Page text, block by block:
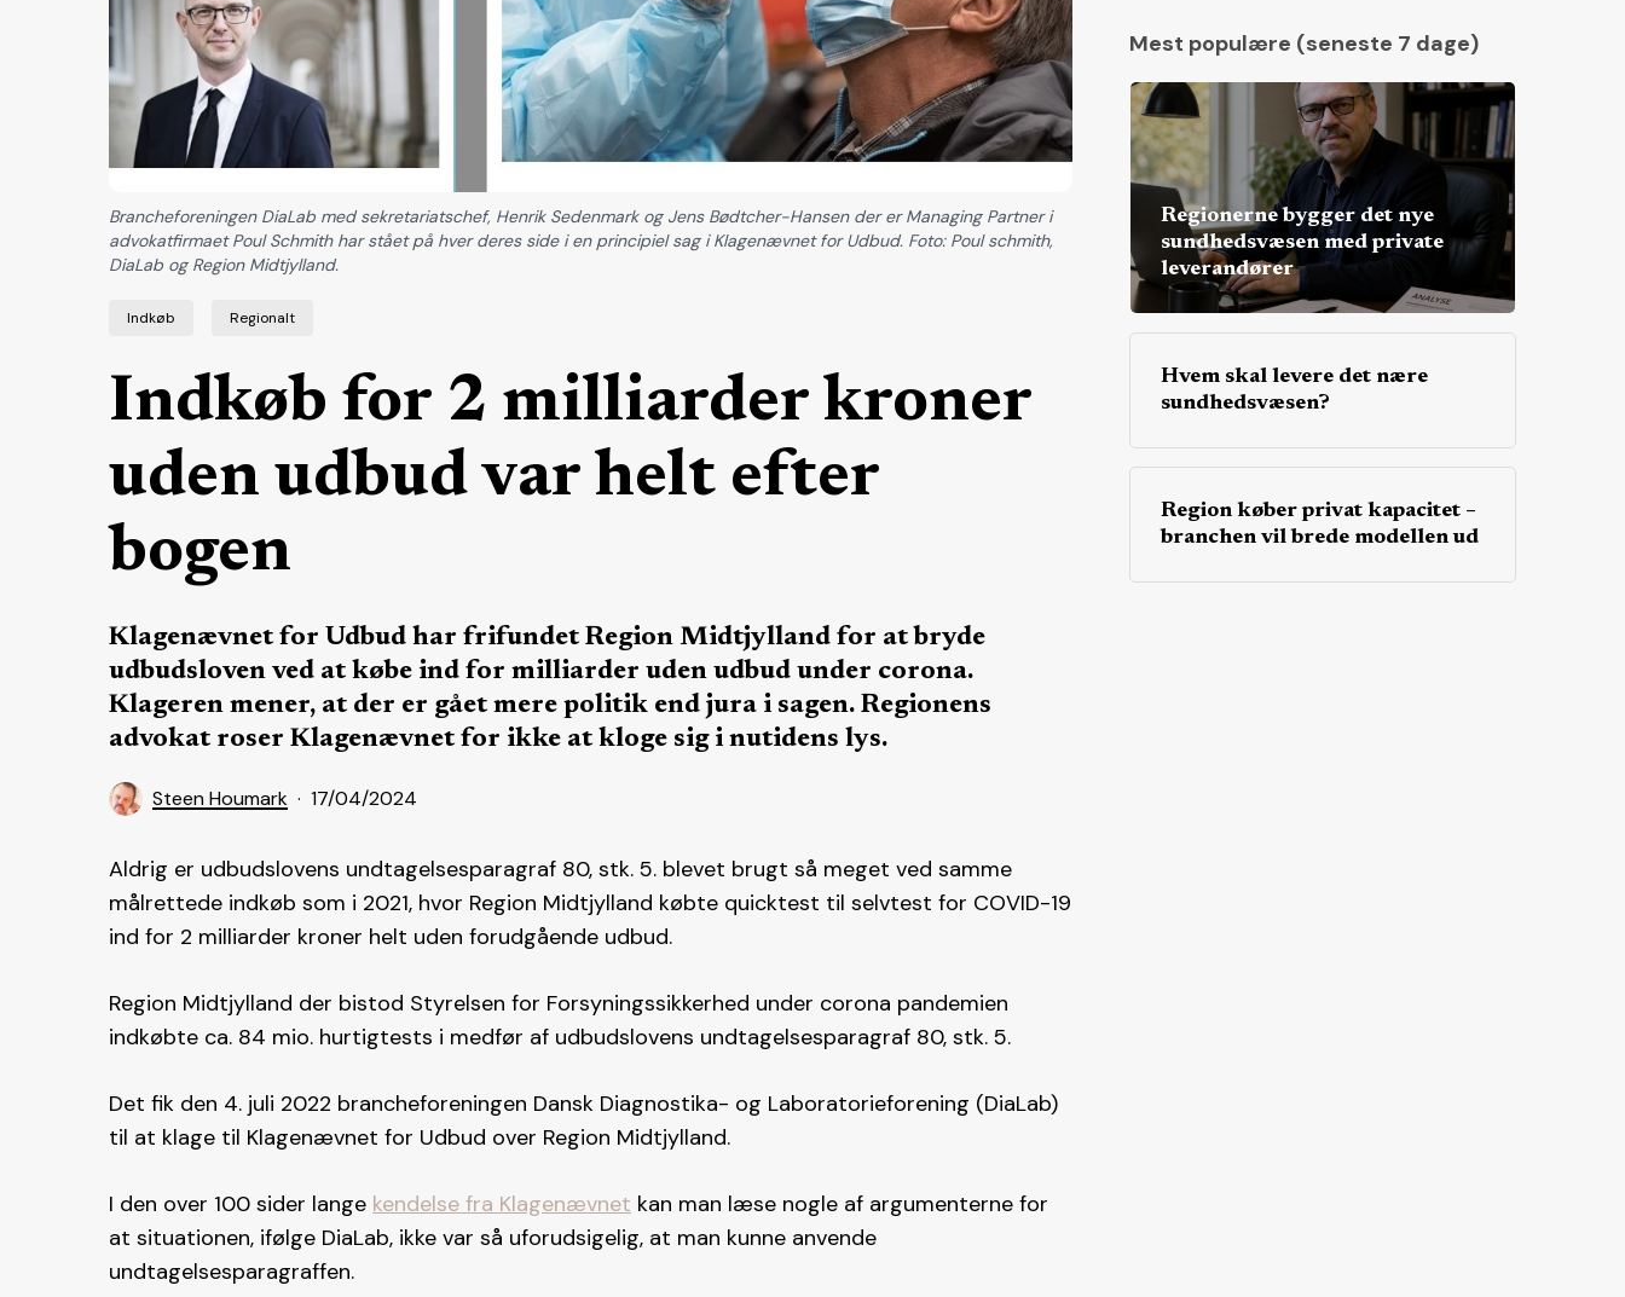
Indkøb Regionalt
Indkøb for 2 milliarder kroner
uden udbud var helt efter
bogen
Klagenævnet for Udbud har frifundet Region Midtjylland for at bryde
udbudsloven ved at købe ind for milliarder uden udbud under corona.
Klageren mener, at der er gået mere politik end jura i sagen. Regionens
advokat roser Klagenævnet for ikke at kloge sig i nutidens lys.
Steen Houmark 17/04/2024
Brancheforeningen DiaLab med sekretariatschef, Henrik Sedenmark og Jens Bødtcher-Hansen der er Managing Partner i
advokatfirmaet Poul Schmith har stået på hver deres side i en principiel sag i Klagenævnet for Udbud. Foto: Poul schmith,
DiaLab og Region Midtjylland.
Aldrig er udbudslovens undtagelsesparagraf 80, stk. 5. blevet brugt så meget ved samme
målrettede indkøb som i 2021, hvor Region Midtjylland købte quicktest til selvtest for COVID-19
ind for 2 milliarder kroner helt uden forudgående udbud.
Region Midtjylland der bistod Styrelsen for Forsyningssikkerhed under corona pandemien
indkøbte ca. 84 mio. hurtigtests i medfør af udbudslovens undtagelsesparagraf 80, stk. 5.
Det fik den 4. juli 2022 brancheforeningen Dansk Diagnostika- og Laboratorieforening (DiaLab)
til at klage til Klagenævnet for Udbud over Region Midtjylland.
I den over 100 sider lange kendelse fra Klagenævnet kan man læse nogle af argumenterne for
at situationen, ifølge DiaLab, ikke var så uforudsigelig, at man kunne anvende
undtagelsesparagraffen.
Mest populære (seneste 7 dage)
Regionerne bygger det nye
sundhedsvæsen med private
leverandører
Hvem skal levere det nære
sundhedsvæsen?
Region køber privat kapacitet –
branchen vil brede modellen ud